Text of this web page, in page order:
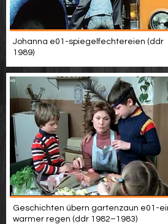
Johanna e01-spiegelfechtereien (ddr
1989)
Geschichten übern gartenzaun e01-
warmer regen (ddr 1982–1983)